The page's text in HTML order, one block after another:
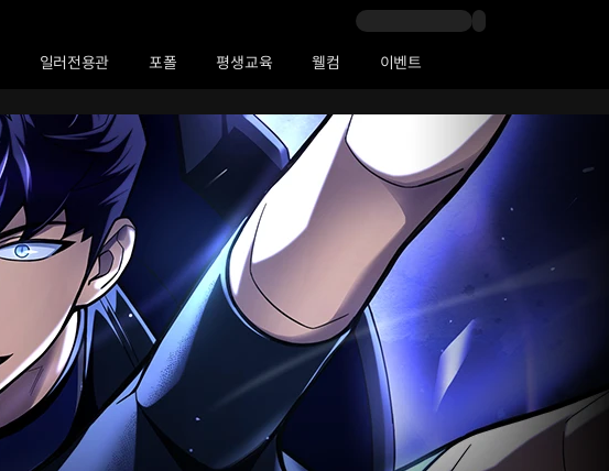
일러전용관 포폴 평생교육 웰컴 이벤트